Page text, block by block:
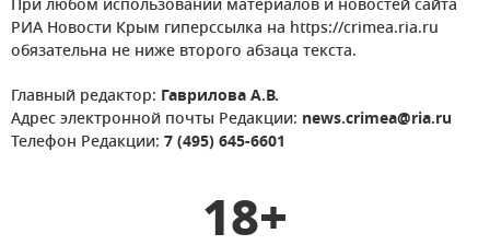
При любом использовании материалов и новостей сайта
РИА Новости Крым гиперссылка на https://crimea.ria.ru
обязательна не ниже второго абзаца текста.
Главный редактор: Гаврилова А.В.
Адрес электронной почты Редакции: news.crimea@ria.ru
Телефон Редакции: 7 (495) 645-6601
18+